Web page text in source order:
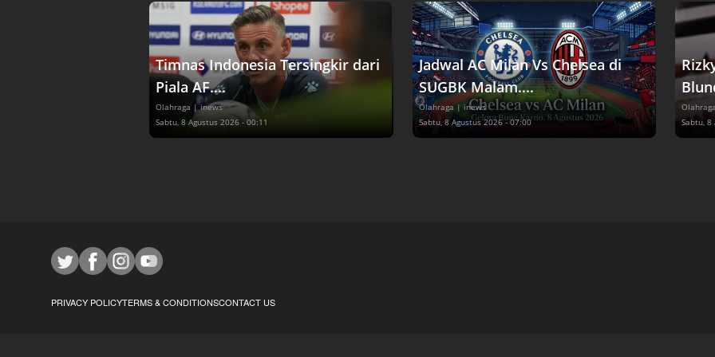
Timnas Indonesia Tersingkir dari
Piala AF....
Olahraga | inews
Sabtu, 8 Agustus 2026 - 00:11
Jadwal AC Milan Vs Chelsea di
SUGBK Malam....
Olahraga | inews
Sabtu, 8 Agustus 2026 - 07:00
Olahraga
Sabtu, 8
PRIVACY POLICYTERMS & CONDITIONSCONTACT US